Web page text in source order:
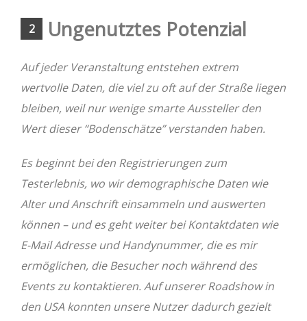
2 Ungenutztes Potenzial
Auf jeder Veranstaltung entstehen extrem
wertvolle Daten, die viel zu oft auf der Straße liegen
bleiben, weil nur wenige smarte Aussteller den
Wert dieser “Bodenschätze” verstanden haben.
Es beginnt bei den Registrierungen zum
Testerlebnis, wo wir demographische Daten wie
Alter und Anschrift einsammeln und auswerten
können – und es geht weiter bei Kontaktdaten wie
E-Mail Adresse und Handynummer, die es mir
ermöglichen, die Besucher noch während des
Events zu kontaktieren. Auf unserer Roadshow in
den USA konnten unsere Nutzer dadurch gezielt